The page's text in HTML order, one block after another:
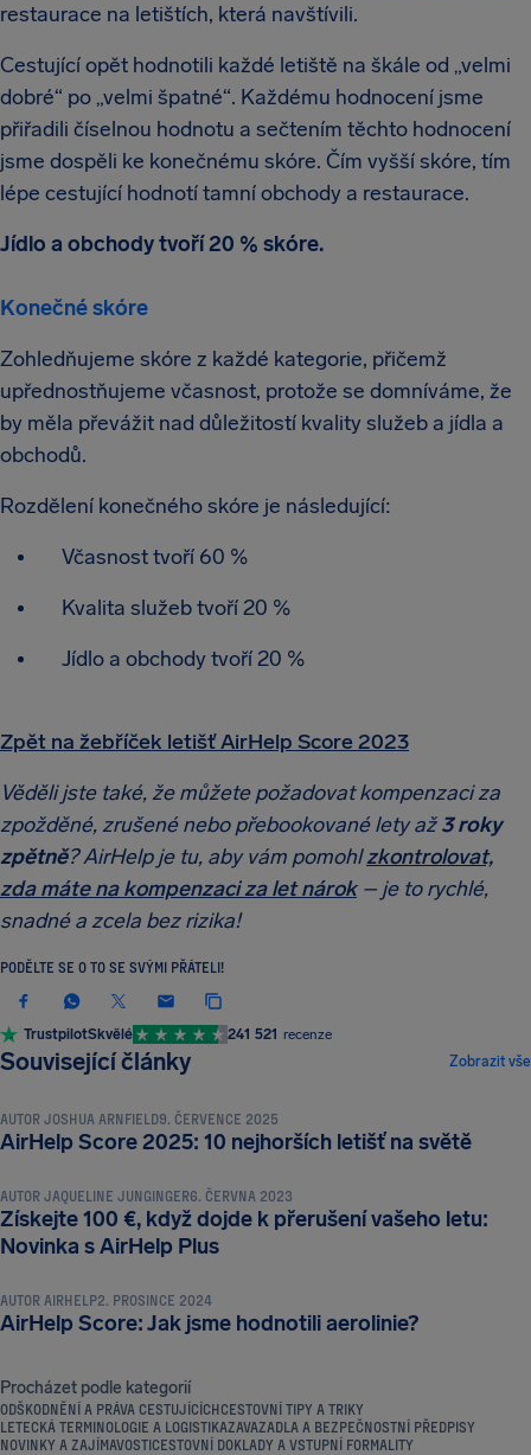
restaurace na letištích, která navštívili.
Cestující opět hodnotili každé letiště na škále od „velmi
dobré“ po „velmi špatné“. Každému hodnocení jsme
přiřadili číselnou hodnotu a sečtením těchto hodnocení
jsme dospěli ke konečnému skóre. Čím vyšší skóre, tím
lépe cestující hodnotí tamní obchody a restaurace.
Jídlo a obchody tvoří 20 % skóre.
Konečné skóre
Zohledňujeme skóre z každé kategorie, přičemž
upřednostňujeme včasnost, protože se domníváme, že
by měla převážit nad důležitostí kvality služeb a jídla a
obchodů.
Rozdělení konečného skóre je následující:
Včasnost tvoří 60 %
Kvalita služeb tvoří 20 %
Jídlo a obchody tvoří 20 %
Zpět na žebříček letišť AirHelp Score 2023
Věděli jste také, že můžete požadovat kompenzaci za
zpožděné, zrušené nebo přebookované lety až3 roky
zpětně? AirHelp je tu, aby vám pomohlzkontrolovat,
zda máte na kompenzaci za let nárok– je to rychlé,
snadné a zcela bez rizika!
PODĚLTE SE O TO SE SVÝMI PŘÁTELI!
TrustpilotSkvělé 241 521 recenze
Související články Zobrazit vše
NOVINKY A ZAJÍMAVOSTI
AUTOR JOSHUA ARNFIELD9. ČERVENCE 2025
AirHelp Score 2025: 10 nejhorších letišť na světě
AUTOR JAQUELINE JUNGINGER6. ČERVNA 2023
Získejte 100 €, když dojde k přerušení vašeho letu:
Novinka s AirHelp Plus
NOVINKY A ZAJÍMAVOSTI
AUTOR AIRHELP2. PROSINCE 2024
AirHelp Score: Jak jsme hodnotili aerolinie?
Procházet podle kategorií
ODŠKODNĚNÍ A PRÁVA CESTUJÍCÍCHCESTOVNÍ TIPY A TRIKY
LETECKÁ TERMINOLOGIE A LOGISTIKAZAVAZADLA A BEZPEČNOSTNÍ PŘEDPISY
NOVINKY A ZAJÍMAVOSTICESTOVNÍ DOKLADY A VSTUPNÍ FORMALITY